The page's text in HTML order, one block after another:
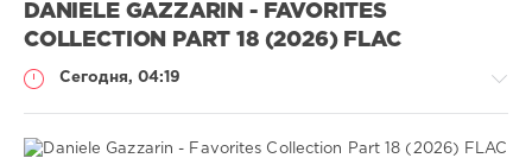
DANIELE GAZZARIN - FAVORITES
COLLECTION PART 18 (2026) FLAC
Сегодня, 04:19